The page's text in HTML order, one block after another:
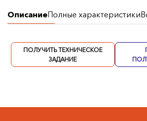
ОписаниеПолные характеристики
ПОЛУЧИТЬ ТЕХНИЧЕСКОЕ
ЗАДАНИЕ